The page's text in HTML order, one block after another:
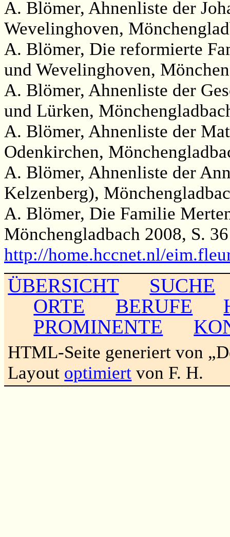
A. Blömer, Ahnenliste der
Wevelinghoven,
A. Blömer, Die reformierte
und Wevelinghoven,
A. Blömer, Ahnenliste der
und Lürken,
A. Blömer, Ahnenliste der
Odenkirchen,
A. Blömer, Ahnenliste der
Kelzenberg),
A. Blömer, Die Familie
Mönchengladbach 2008, S. 36
http://home.hccnet.nl/
ÜBERSICHT
SUCHE
ORTE
BERUFE
PROMINENTE
HTML-Seite generiert von
Layout optimiert von F. H.